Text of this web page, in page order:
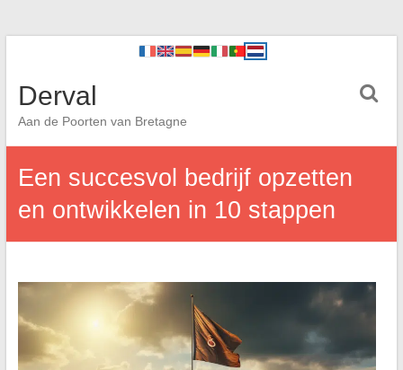
Derval
Aan de Poorten van Bretagne
Een succesvol bedrijf opzetten
en ontwikkelen in 10 stappen